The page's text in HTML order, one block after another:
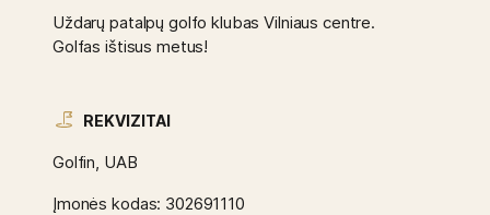
Uždarų patalpų golfo klubas Vilniaus centre.
Golfas ištisus metus!
REKVIZITAI
Golfin, UAB
Įmonės kodas: 302691110